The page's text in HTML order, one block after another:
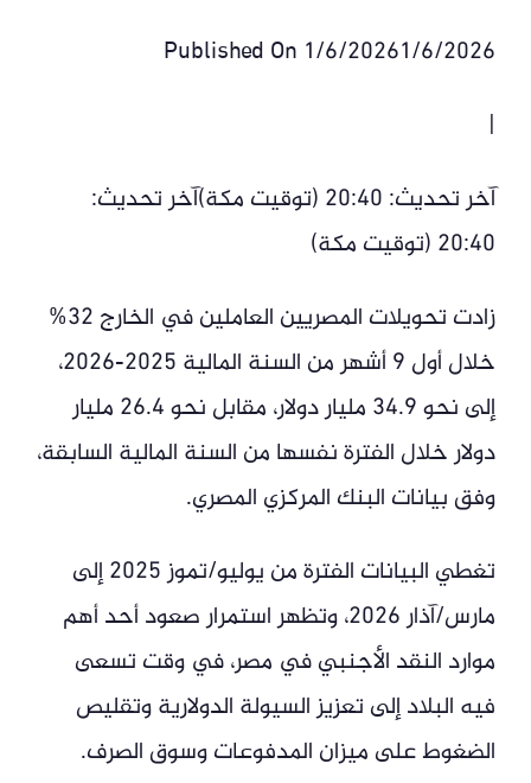
Published On 1/6/20261/6/2026
|
آخر تحديث: 20:40 (توقيت مكة)آخر تحديث:
20:40 (توقيت مكة)
زادت تحويلات المصريين العاملين في الخارج 32%
خلال أول 9 أشهر من السنة المالية 2025-2026،
إلى نحو 34.9 مليار دولار، مقابل نحو 26.4 مليار
دولار خلال الفترة نفسها من السنة المالية السابقة،
وفق بيانات البنك المركزي المصري.
تغطي البيانات الفترة من يوليو/تموز 2025 إلى
مارس/آذار 2026، وتظهر استمرار صعود أحد أهم
موارد النقد الأجنبي في مصر، في وقت تسعى
فيه البلاد إلى تعزيز السيولة الدولارية وتقليص
الضغوط على ميزان المدفوعات وسوق الصرف.